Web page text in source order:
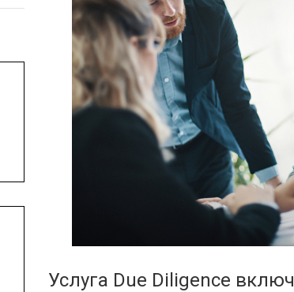
Услуга Due Diligence